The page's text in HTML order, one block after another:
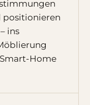
ins
Home